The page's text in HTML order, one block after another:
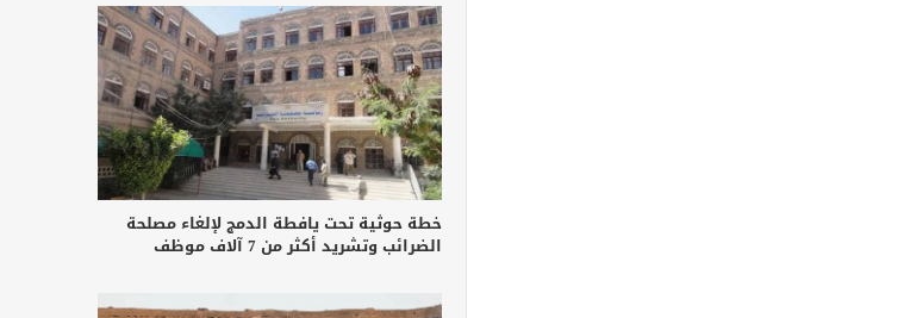
خطة حوثية تحت يافطة الدمج لإلغاء مصلحة
الضرائب وتشريد أكثر من 7 آلاف موظف